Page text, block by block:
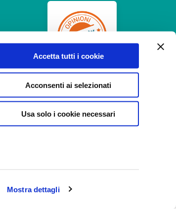
Mostra dettagli
Accetta tutti i cookie
Acconsenti ai selezionati
Usa solo i cookie necessari
Feedaty4.7/5
feedbacks